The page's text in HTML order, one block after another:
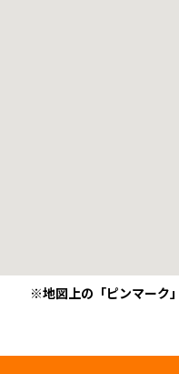
※地図上の「ピンマーク